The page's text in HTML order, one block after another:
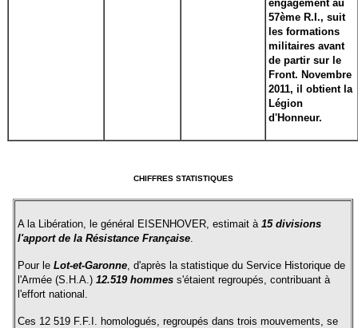
engagement au
57ème R.I., suit
les formations
militaires avant
de partir sur le
Front. Novembre
2011, il obtient la
Légion
d'Honneur.
CHIFFRES STATISTIQUES
A la Libération, le général EISENHOVER, estimait à15 divisions
l'apport de la Résistance Française
Pour leLot-et-Garonne , d'après la statistique du Service Historique de
l'Armée (S.H.A.)12.519 hommes s'étaient regroupés, contribuant à
l'effort national.
Ces 12 519 F.F.I. homologués, regroupés dans trois mouvements, se